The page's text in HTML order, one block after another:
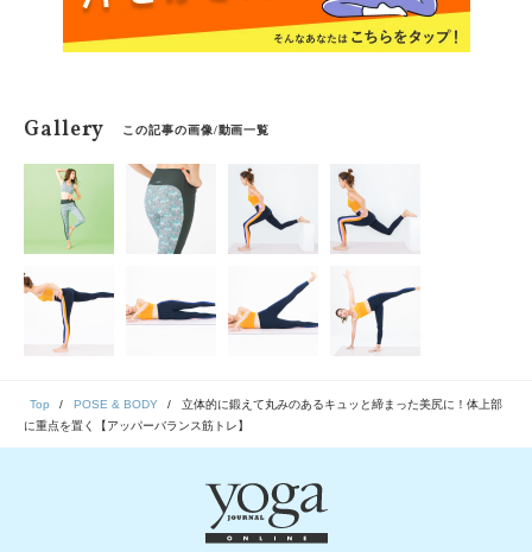
Gallery この記事の画像/動画一覧
Top POSE & BODY
立体的に鍛えて丸みのあるキュッと締まった美尻に！体上部
に重点を置く【アッパーバランス筋トレ】